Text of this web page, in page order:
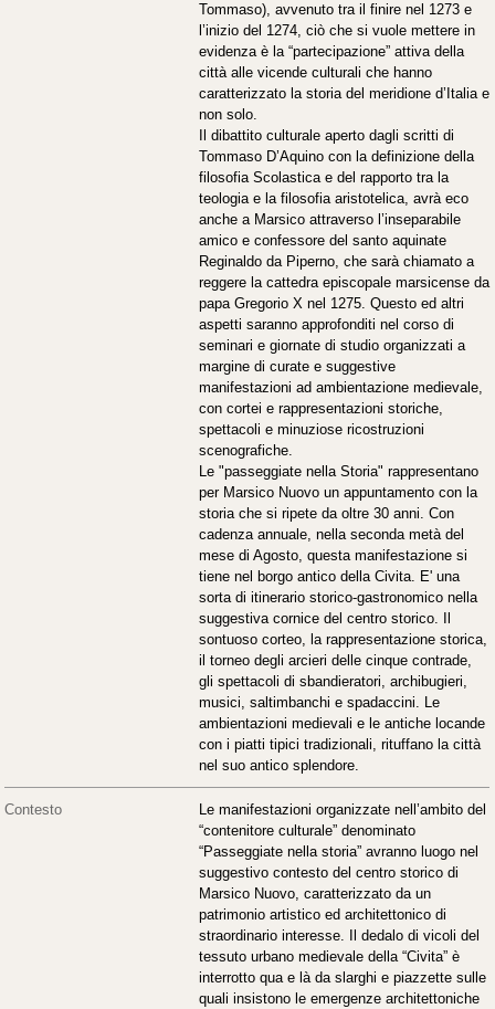
Tommaso), avvenuto tra il finire nel 1273 e
l’inizio del 1274, ciò che si vuole mettere in
evidenza è la “partecipazione” attiva della
città alle vicende culturali che hanno
caratterizzato la storia del meridione d’Italia e
non solo.
Il dibattito culturale aperto dagli scritti di
Tommaso D’Aquino con la definizione della
filosofia Scolastica e del rapporto tra la
teologia e la filosofia aristotelica, avrà eco
anche a Marsico attraverso l’inseparabile
amico e confessore del santo aquinate
Reginaldo da Piperno, che sarà chiamato a
reggere la cattedra episcopale marsicense da
papa Gregorio X nel 1275. Questo ed altri
aspetti saranno approfonditi nel corso di
seminari e giornate di studio organizzati a
margine di curate e suggestive
manifestazioni ad ambientazione medievale,
con cortei e rappresentazioni storiche,
spettacoli e minuziose ricostruzioni
scenografiche.
Le "passeggiate nella Storia" rappresentano
per Marsico Nuovo un appuntamento con la
storia che si ripete da oltre 30 anni. Con
cadenza annuale, nella seconda metà del
mese di Agosto, questa manifestazione si
tiene nel borgo antico della Civita. E' una
sorta di itinerario storico-gastronomico nella
suggestiva cornice del centro storico. Il
sontuoso corteo, la rappresentazione storica,
il torneo degli arcieri delle cinque contrade,
gli spettacoli di sbandieratori, archibugieri,
musici, saltimbanchi e spadaccini. Le
ambientazioni medievali e le antiche locande
con i piatti tipici tradizionali, rituffano la città
nel suo antico splendore.
Contesto
Le manifestazioni organizzate nell’ambito del
“contenitore culturale” denominato
“Passeggiate nella storia” avranno luogo nel
suggestivo contesto del centro storico di
Marsico Nuovo, caratterizzato da un
patrimonio artistico ed architettonico di
straordinario interesse. Il dedalo di vicoli del
tessuto urbano medievale della “Civita” è
interrotto qua e là da slarghi e piazzette sulle
quali insistono le emergenze architettoniche